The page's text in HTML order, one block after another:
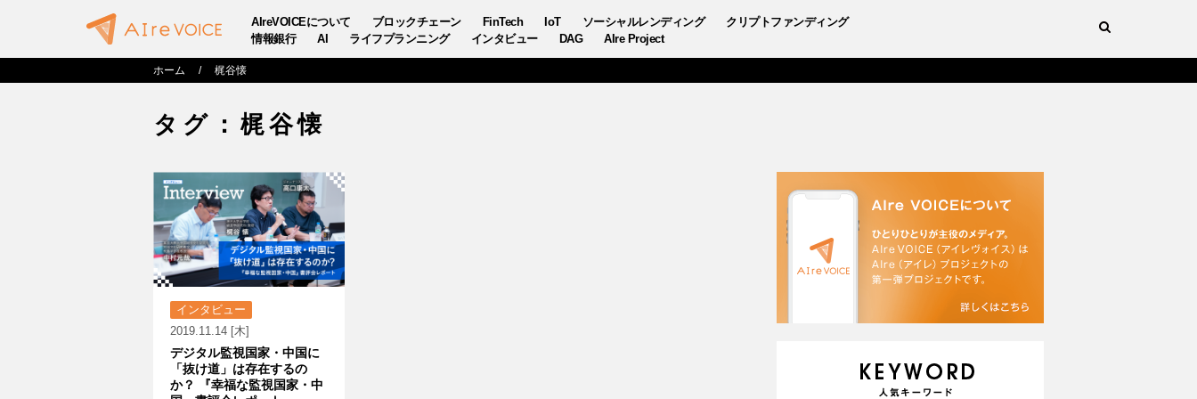
AIreVOICEについて ブロックチェーン FinTech IoT ソーシャルレンディング
クリプトファンディング
情報銀行
AI ライフプランニング インタビュー DAG AIre Project
ホーム 梶谷懐
タグ：梶谷懐
インタビュー
2019.11.14 [木]
デジタル監視国家・中国に
「抜け道」は存在するの
か？ 『幸福な監視国家・中